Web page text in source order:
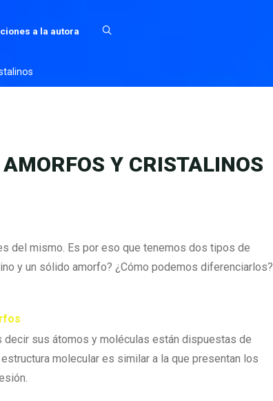
a la autora
Y CRISTALINOS
del mismo. Es por eso que tenemos dos tipos de
y un sólido amorfo? ¿Cómo podemos diferenciarlos?
decir sus átomos y moléculas están dispuestas de
molecular es similar a la que presentan los